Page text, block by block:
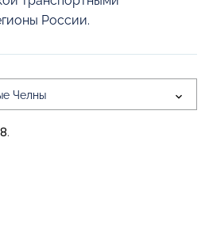
России.
Челны